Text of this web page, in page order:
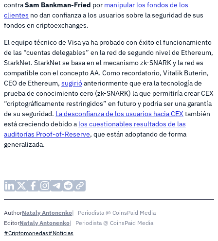
contraSam Bankman-Fried por manipular los fondos de los
clientes no dan confianza a los usuarios sobre la seguridad de sus
fondos en criptoexchanges.
El equipo técnico de Visa ya ha probado con éxito el funcionamiento
de las “cuentas delegables” en la red de segundo nivel de Ethereum,
StarkNet. StarkNet se basa en el mecanismo zk-SNARK y la red es
compatible con el concepto AA. Como recordatorio, Vitalik Buterin,
CEO de Ethereum, sugirióanteriormente que era la tecnología de
prueba de conocimiento cero (zk-SNARK) la que permitiría crear CEX
“criptográficamente restringidos” en futuro y podría ser una garantía
de su seguridad. La desconfianza de los usuarios hacia CEX también
está creciendo debido a los cuestionables resultados de las
auditorías Proof-of-Reserve, que están adoptando de forma
generalizada.
AuthorNataly Antonenko
Periodista @ CoinsPaid Media
EditorNataly Antonenko
Periodista @ CoinsPaid Media
#Criptomonedas#Noticias